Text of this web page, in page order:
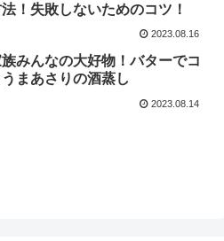
！失敗しないためのコツ！
2023.08.16
みんなの大好物！バターでコ
まあさりの酒蒸し
2023.08.14